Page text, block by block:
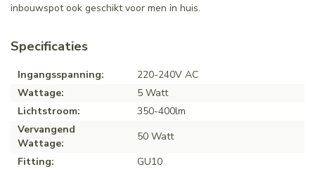
inbouwspot ook geschikt voor men in huis.
Specificaties
Ingangsspanning:
220-240V AC
Wattage:
5 Watt
Lichtstroom:
350-400lm
Vervangend
Wattage:
50 Watt
Fitting:
GU10